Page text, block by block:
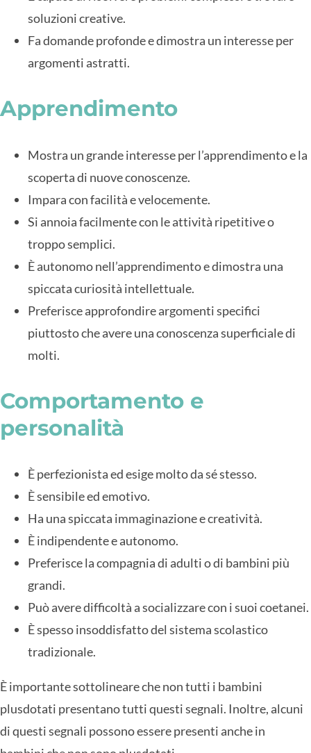
soluzioni creative.
Fa domande profonde e dimostra un interesse per
argomenti astratti.
Apprendimento
Mostra un grande interesse per l’apprendimento e la
scoperta di nuove conoscenze.
Impara con facilità e velocemente.
Si annoia facilmente con le attività ripetitive o
troppo semplici.
È autonomo nell’apprendimento e dimostra una
spiccata curiosità intellettuale.
Preferisce approfondire argomenti specifici
piuttosto che avere una conoscenza superficiale di
molti.
Comportamento e
personalità
È perfezionista ed esige molto da sé stesso.
È sensibile ed emotivo.
Ha una spiccata immaginazione e creatività.
È indipendente e autonomo.
Preferisce la compagnia di adulti o di bambini più
grandi.
Può avere difficoltà a socializzare con i suoi coetanei.
È spesso insoddisfatto del sistema scolastico
tradizionale.
È importante sottolineare che non tutti i bambini
plusdotati presentano tutti questi segnali. Inoltre, alcuni
di questi segnali possono essere presenti anche in